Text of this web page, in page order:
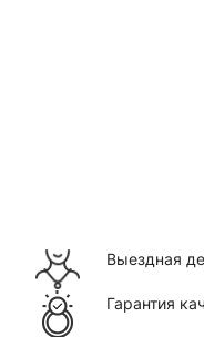
Выездная
Гарантия